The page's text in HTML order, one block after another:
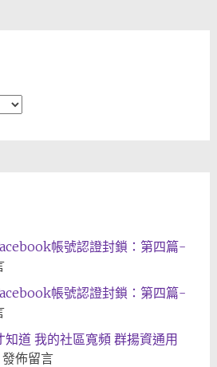
帳號認證封鎖：第四篇-
帳號認證封鎖：第四篇-
知道 我的社區寬頻 群揚資通用
發佈留言